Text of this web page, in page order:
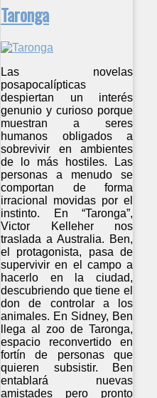
Taronga
Las novelas
posapocalípticas
despiertan un interés
genunio y curioso porque
muestran a seres
humanos obligados a
sobrevivir en ambientes
de lo más hostiles. Las
personas a menudo se
comportan de forma
irracional movidas por el
instinto. En “Taronga”,
Victor Kelleher nos
traslada a Australia. Ben,
el protagonista, pasa de
supervivir en el campo a
hacerlo en la ciudad,
descubriendo que tiene el
don de controlar a los
animales. En Sidney, Ben
llega al zoo de Taronga,
espacio reconvertido en
fortín de personas que
quieren subsistir. Ben
entablará nuevas
amistades pero pronto